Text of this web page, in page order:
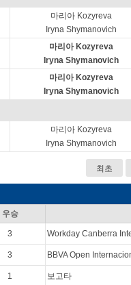
마리아 Kozyreva
Iryna Shymanovich
마리아 Kozyreva
Iryna Shymanovich
마리아 Kozyreva
Iryna Shymanovich
마리아 Kozyreva
Iryna Shymanovich
최초
우승
3 Workday Canberra
3 BBVA Open
1 보고타